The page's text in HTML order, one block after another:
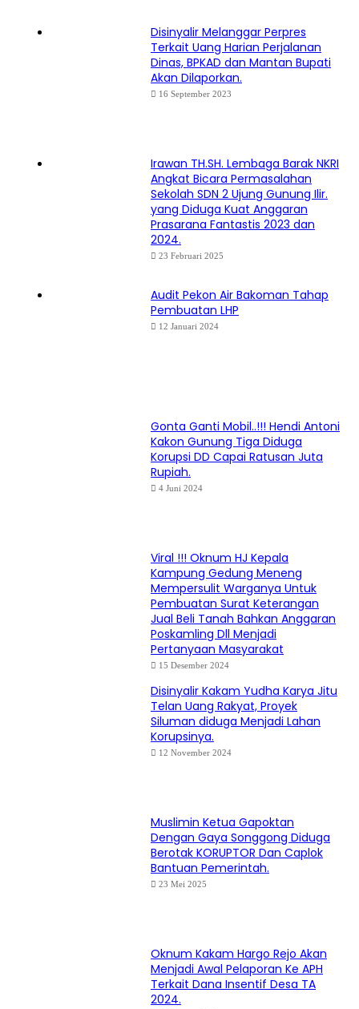
Disinyalir Melanggar Perpres
Terkait Uang Harian Perjalanan
Dinas, BPKAD dan Mantan Bupati
Akan Dilaporkan.
16 September 2023
Irawan TH.SH. Lembaga Barak NKRI
Angkat Bicara Permasalahan
Sekolah SDN 2 Ujung Gunung Ilir.
yang Diduga Kuat Anggaran
Prasarana Fantastis 2023 dan
2024.
23 Februari 2025
Audit Pekon Air Bakoman Tahap
Pembuatan LHP
12 Januari 2024
Gonta Ganti Mobil..!!! Hendi Antoni
Kakon Gunung Tiga Diduga
Korupsi DD Capai Ratusan Juta
Rupiah.
4 Juni 2024
Viral !!! Oknum HJ Kepala
Kampung Gedung Meneng
Mempersulit Warganya Untuk
Pembuatan Surat Keterangan
Jual Beli Tanah Bahkan Anggaran
Poskamling Dll Menjadi
Pertanyaan Masyarakat
15 Desember 2024
Disinyalir Kakam Yudha Karya Jitu
Telan Uang Rakyat, Proyek
Siluman diduga Menjadi Lahan
Korupsinya.
12 November 2024
Muslimin Ketua Gapoktan
Dengan Gaya Songgong Diduga
Berotak KORUPTOR Dan Caplok
Bantuan Pemerintah.
23 Mei 2025
Oknum Kakam Hargo Rejo Akan
Menjadi Awal Pelaporan Ke APH
Terkait Dana Insentif Desa TA
2024.